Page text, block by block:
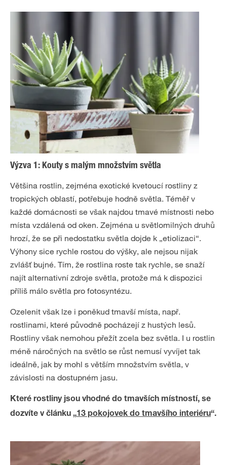
Výzva 1: Kouty s malým množstvím světla
Většina rostlin, zejména exotické kvetoucí rostliny z
tropických oblastí, potřebuje hodně světla. Téměř v
každé domácnosti se však najdou tmavé místnosti nebo
místa vzdálená od oken. Zejména u světlomilných druhů
hrozí, že se při nedostatku světla dojde k „etiolizaci“.
Výhony sice rychle rostou do výšky, ale nejsou nijak
zvlášť bujné. Tím, že rostlina roste tak rychle, se snaží
najít alternativní zdroje světla, protože má k dispozici
příliš málo světla pro fotosyntézu.
Ozelenit však lze i poněkud tmavší místa, např.
rostlinami, které původně pocházejí z hustých lesů.
Rostliny však nemohou přežít zcela bez světla. I u rostlin
méně náročných na světlo se růst nemusí vyvíjet tak
ideálně, jak by mohl s větším množstvím světla, v
závislosti na dostupném jasu.
Které rostliny jsou vhodné do tmavších místností, se
dozvíte v článku „13 pokojovek do tmavšího interiéru“.